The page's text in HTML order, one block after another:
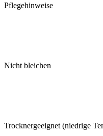
Pflegehinweise
Nicht bleichen
Trocknergeeignet (niedrige